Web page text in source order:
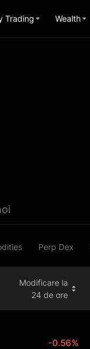
Trading Wealth
Perp Dex
Modificare la
24 de ore
-0.56%